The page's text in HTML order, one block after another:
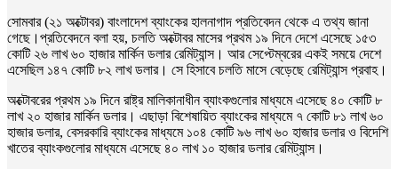
সোমবার (২১ অক্টোবর) বাংলাদেশ ব্যাংকের হালনাগাদ প্রতিবেদন থেকে এ তথ্য জানা
গেছে।প্রতিবেদনে বলা হয়, চলতি অক্টোবর মাসের প্রথম ১৯ দিনে দেশে এসেছে ১৫৩
কোটি ২৬ লাখ ৬০ হাজার মার্কিন ডলার রেমিট্যান্স। আর সেপ্টেম্বরের একই সময়ে দেশে
এসেছিল ১৪৭ কোটি ৮২ লাখ ডলার। সে হিসাবে চলতি মাসে বেড়েছে রেমিট্যান্স প্রবাহ।
অক্টোবরের প্রথম ১৯ দিনে রাষ্ট্র মালিকানাধীন ব্যাংকগুলোর মাধ্যমে এসেছে ৪০ কোটি ৮
লাখ ২০ হাজার মার্কিন ডলার। এছাড়া বিশেষায়িত ব্যাংকের মাধ্যমে ৭ কোটি ৮১ লাখ ৬০
হাজার ডলার, বেসরকারি ব্যাংকের মাধ্যমে ১০৪ কোটি ৯৬ লাখ ৬০ হাজার ডলার ও বিদেশি
খাতের ব্যাংকগুলোর মাধ্যমে এসেছে ৪০ লাখ ১০ হাজার ডলার রেমিট্যান্স।